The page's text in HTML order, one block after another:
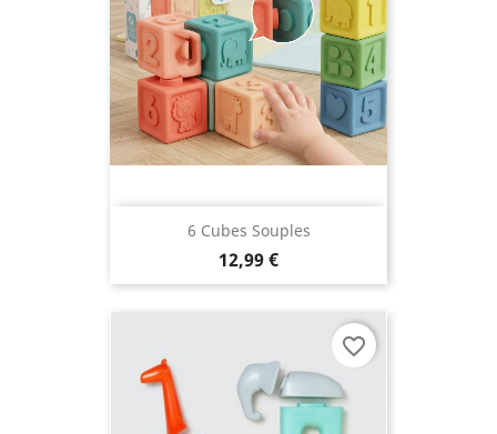
6 Cubes Souples
12,99 €
favorite_border